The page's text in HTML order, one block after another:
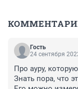
Гость
24 сентября
Про ауру,
Знать пора, что